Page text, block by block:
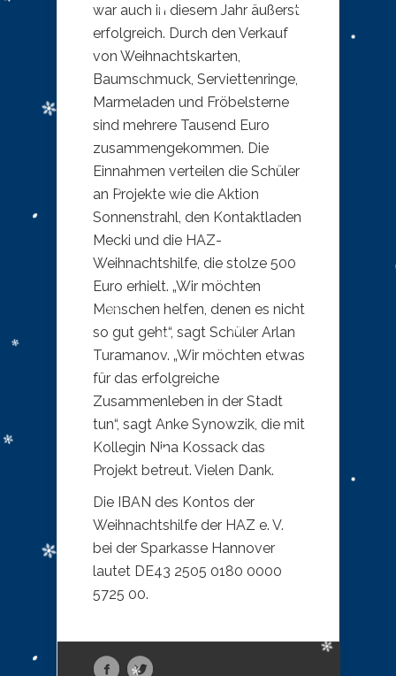
war auch in diesem Jahr äußerst
erfolgreich. Durch den Verkauf
von Weihnachtskarten,
Baumschmuck, Serviettenringe,
Marmeladen und Fröbelsterne
sind mehrere Tausend Euro
zusammengekommen. Die
Einnahmen verteilen die Schüler
an Projekte wie die Aktion
Sonnenstrahl, den Kontaktladen
Mecki und die HAZ-
Weihnachtshilfe, die stolze 500
Euro erhielt. „Wir möchten
Menschen helfen, denen es nicht
so gut geht“, sagt Schüler Arlan
Turamanov. „Wir möchten etwas
für das erfolgreiche
Zusammenleben in der Stadt
tun“, sagt Anke Synowzik, die mit
Kollegin Nina Kossack das
Projekt betreut. Vielen Dank.
Die IBAN des Kontos der
Weihnachtshilfe der HAZ e. V.
bei der Sparkasse Hannover
lautet DE43 2505 0180 0000
5725 00.